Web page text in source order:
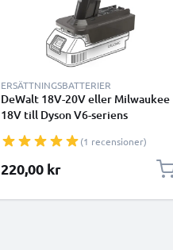
ERSÄTTNINGSBATTERIER
DeWalt 18V-20V eller Milwaukee
18V till Dyson V6-seriens
MT18V6 för Dyson dammsugare
från CELLONIC
(1 recensioner)
220,00 kr